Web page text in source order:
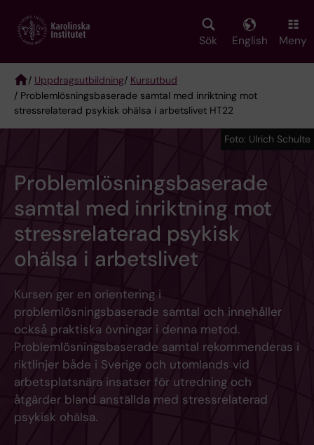
main
Sök English Meny
Breadcrumb
/ Uppdragsutbildning/ Kursutbud
/ Problemlösningsbaserade samtal med inriktning mot
stressrelaterad psykisk ohälsa i arbetslivet HT22
Foto: Ulrich Schulte
Problemlösningsbaserade
samtal med inriktning mot
stressrelaterad psykisk
ohälsa i arbetslivet
Kursen ger en orientering i
problemlösningsbaserade samtal och innehåller
också praktiska övningar i denna metod.
Problemlösningsbaserade samtal rekommenderas i
riktlinjer både i Sverige och utomlands vid
arbetsplatsnära insatser för utredning och
åtgärder bland anställda med stressrelaterad
psykisk ohälsa.